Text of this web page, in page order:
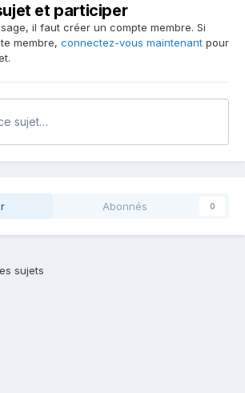
et participer
il faut créer un compte membre. Si
membre, connectez-vous maintenant pour
sujet…
Abonnés 0
sujets